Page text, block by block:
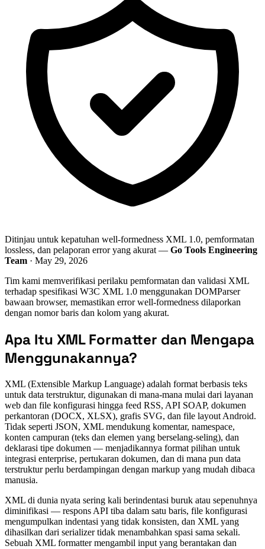
Ditinjau untuk kepatuhan well-formedness XML 1.0, pemformatan
lossless, dan pelaporan error yang akurat — Go Tools Engineering
Team · May 29, 2026
Tim kami memverifikasi perilaku pemformatan dan validasi XML
terhadap spesifikasi W3C XML 1.0 menggunakan DOMParser
bawaan browser, memastikan error well-formedness dilaporkan
dengan nomor baris dan kolom yang akurat.
Apa Itu XML Formatter dan Mengapa
Menggunakannya?
XML (Extensible Markup Language) adalah format berbasis teks
untuk data terstruktur, digunakan di mana-mana mulai dari layanan
web dan file konfigurasi hingga feed RSS, API SOAP, dokumen
perkantoran (DOCX, XLSX), grafis SVG, dan file layout Android.
Tidak seperti JSON, XML mendukung komentar, namespace,
konten campuran (teks dan elemen yang berselang-seling), dan
deklarasi tipe dokumen — menjadikannya format pilihan untuk
integrasi enterprise, pertukaran dokumen, dan di mana pun data
terstruktur perlu berdampingan dengan markup yang mudah dibaca
manusia.
XML di dunia nyata sering kali berindentasi buruk atau sepenuhnya
diminifikasi — respons API tiba dalam satu baris, file konfigurasi
mengumpulkan indentasi yang tidak konsisten, dan XML yang
dihasilkan dari serializer tidak menambahkan spasi sama sekali.
Sebuah XML formatter mengambil input yang berantakan dan